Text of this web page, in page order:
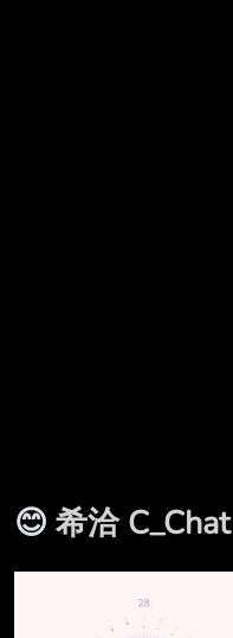
😊 希洽 C_Chat